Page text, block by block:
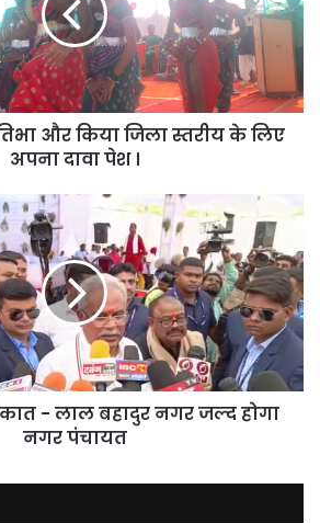
और किया जिला स्तरीय के लिए
अपना दावा पेश ।
- लाल बहादुर नगर जल्द होगा
नगर पंचायत